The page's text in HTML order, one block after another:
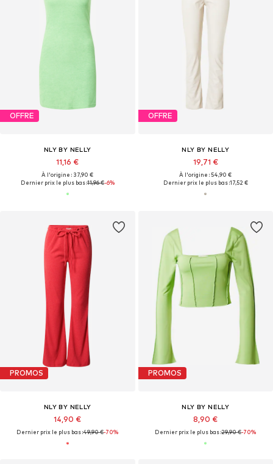
OFFRE
NLY BY NELLY
11,16 €
À l'origine : 37,90 €
Dernier prix le plus bas :11,96 €-6%
OFFRE
NLY BY NELLY
19,71 €
À l'origine : 54,90 €
Dernier prix le plus bas :17,52 €
PROMOS
NLY BY NELLY
14,90 €
Dernier prix le plus bas :49,90 €-70%
PROMOS
NLY BY NELLY
8,90 €
Dernier prix le plus bas :29,90 €-70%